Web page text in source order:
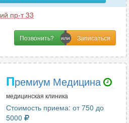
пр-т 33
Позвонить?
Премиум Медицина
медицинская клиника
Стоимость приема: от 750 до
5000